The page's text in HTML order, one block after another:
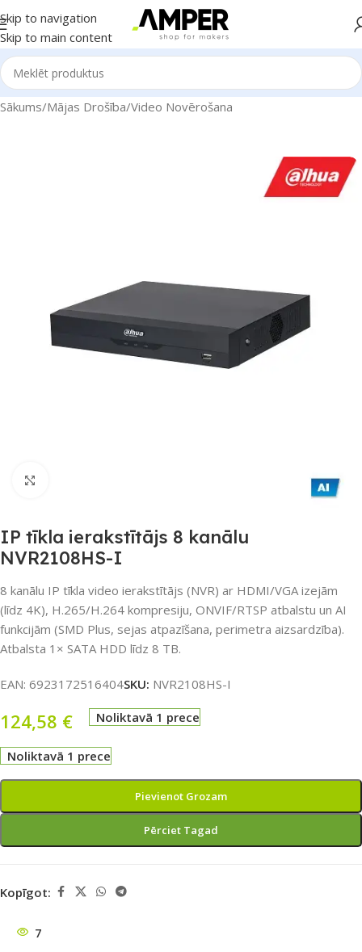
Skip to navigation
Skip to main content
Sākums/Mājas Drošība/Video Novērošana
IP tīkla ierakstītājs 8 kanālu
NVR2108HS-I
8 kanālu IP tīkla video ierakstītājs (NVR) ar HDMI/VGA izejām
(līdz 4K), H.265/H.264 kompresiju, ONVIF/RTSP atbalstu un AI
funkcijām (SMD Plus, sejas atpazīšana, perimetra aizsardzība).
Atbalsta 1× SATA HDD līdz 8 TB.
EAN: 6923172516404SKU: NVR2108HS-I
124,58 € Noliktavā 1 prece
Noliktavā 1 prece
Pievienot Grozam
Pērciet Tagad
Kopīgot:
7